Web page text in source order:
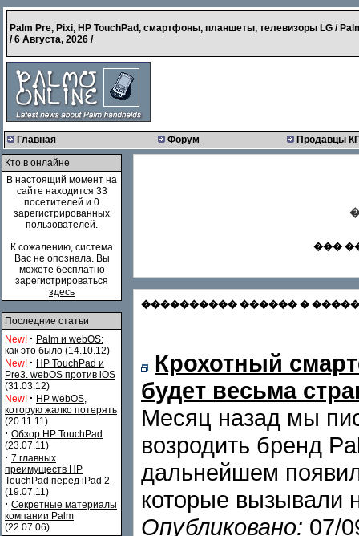
Palm Pre, Pixi, HP TouchPad, смартфоны, планшеты, телевизоры LG /
/6 Августа, 2026 /
Главная Форум Продавцы
Кто в онлайне
В настоящий момент на
сайте находится 33
посетителей и 0
зарегистрированных
пользователей.
К сожалению, система
Вас не опознала. Вы
можете бесплатно
зарегистрироваться
здесь
Последние статьи
New! · Palm и webOS:
как это было (14.10.12)
New! · HP TouchPad и
Pre3. webOS против iOS
(31.03.12)
New! · HP webOS,
которую жалко потерять
(20.11.11)
· Обзор HP TouchPad
(23.07.11)
· 7 главных
преимуществ HP
TouchPad перед iPad 2
(19.07.11)
· Секретные материалы
компании Palm
(22.07.06)
���
���������� ������ �
Крохотный
будет весьма
Месяц назад мы
возродить бренд
дальнейшем
которые вызывали
Опубликовано: 07/